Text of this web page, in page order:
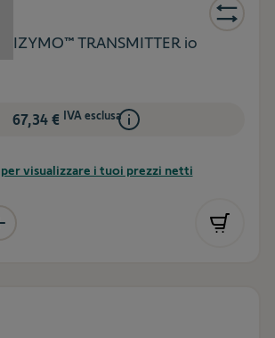
IZYMO™ TRANSMITTER io
67,34 € IVA esclusa
visualizzare i tuoi prezzi netti